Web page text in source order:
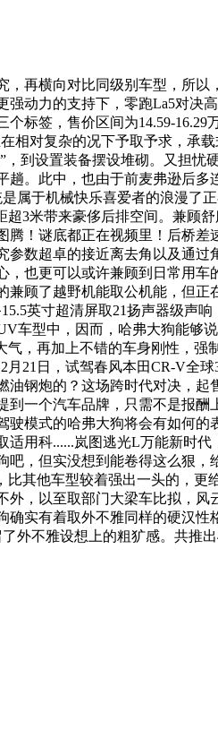
横向对比同级别车型，所以
动力的支持下，零跑La5对
标签，售价区间为14.59-
相对复杂的况下予取予求，
到设置装备摆设堆砌。又担
。此中，也由于前麦弗逊后
属于机械快乐喜爱者的浪漫
3米带来豪侈后排空间。兼顾
！谜底都正在视频里！后桥
数超卓的接近离去角以及通
也更可以或许兼顾到日常用
顾了越野机能取公机能，但
英寸超清屏取21扬声器级声
车型中，因而，哈弗大狗能
，再加上不错的车身刚性，
21日，试驾春风本田CR-V
钢炮的？这场跨时代对决，
一个汽车品牌，只需不是报
模式的哈弗大狗将会有如何
用科......岚图逃光L万能新时
，但实没想到能卷得这么狠
其他车型较着强出一头的，
，以至取部门大梁车比拟，
实有着取外不雅同样的硬汉
外不雅设想上的粗犷感。共推